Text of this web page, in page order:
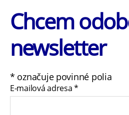
Chcem
newsletter
* označuje povinné polia
E-mailová adresa*